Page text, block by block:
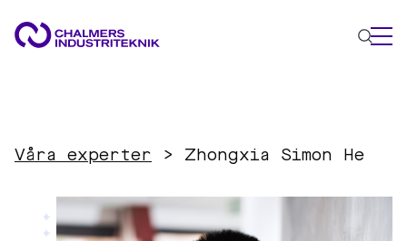
Energy
Innovation Management
Våra experter > Zhongxia Simon He